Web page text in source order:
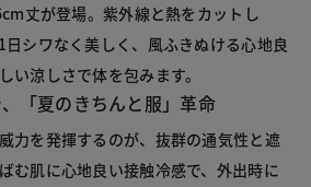
丈が登場。紫外線と熱をカットし
シワなく美しく、風ふきぬける心地良
い涼しさで体を包みます。
「夏のきちんと服」革命
力を発揮するのが、抜群の通気性と遮
む肌に心地良い接触冷感で、外出時に